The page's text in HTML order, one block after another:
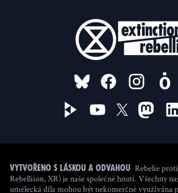
FOLLOW US
Vytvořeno s láskou a odvahou Rebelie
Rebelliion, XR) je naše společné hnutí. Všechny
umělecká díla mohou být nekomerčně využívána